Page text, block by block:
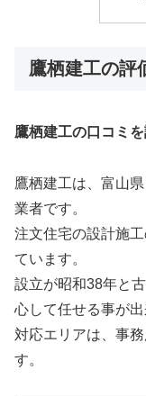
鷹栖建工の評
鷹栖建工の口コミを
鷹栖建工は、富山
業者です。
注文住宅の設計施
ています。
設立が昭和38年と
心して任せる事が
対応エリアは、事
す。